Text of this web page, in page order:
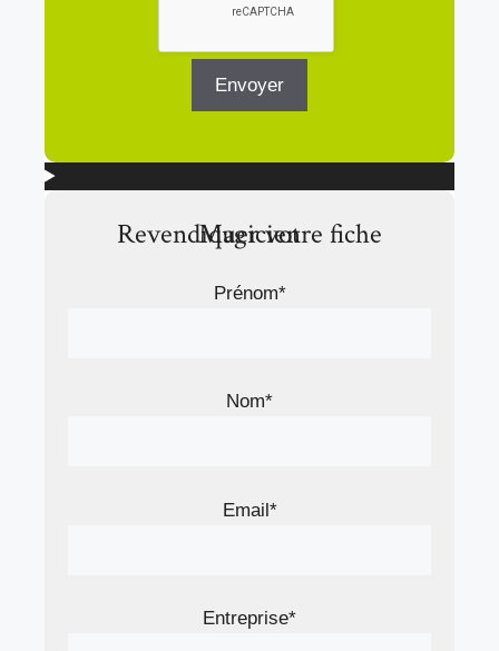
Revendiquer votre fiche Magicien
Prénom*
Nom*
Email*
Entreprise*